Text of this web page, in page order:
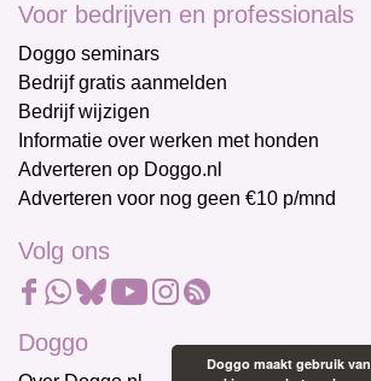
Voor bedrijven en professionals
Doggo seminars
Bedrijf gratis aanmelden
Bedrijf wijzigen
Informatie over werken met honden
Adverteren op Doggo.nl
Adverteren voor nog geen €10 p/mnd
Volg ons
Doggo
Doggo maakt gebruik van